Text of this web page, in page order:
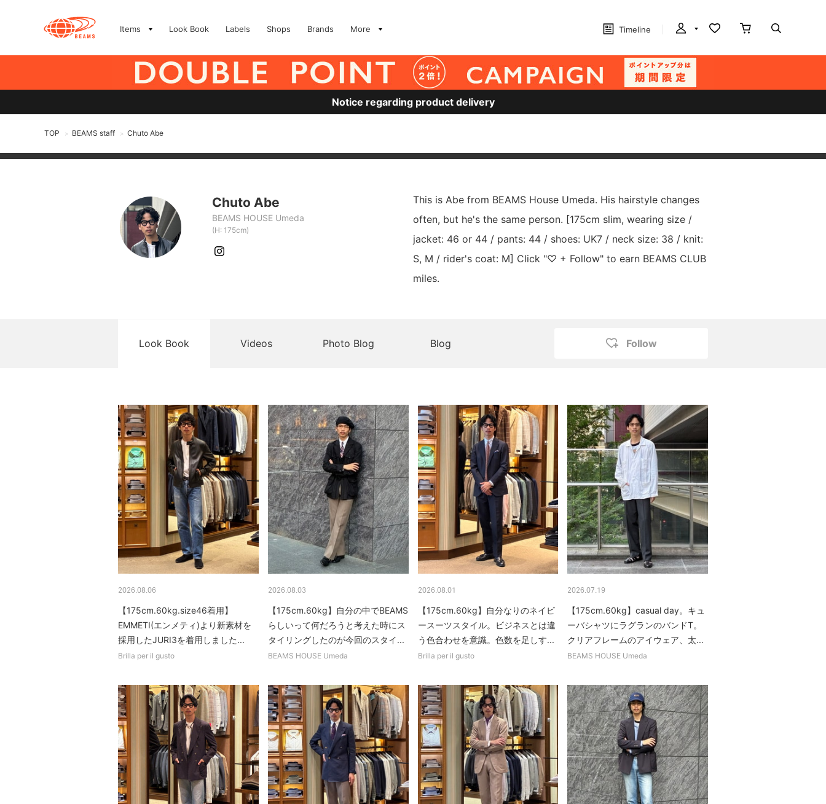
Items Look Book Labels Shops Brands More Timeline
Notice regarding product delivery
TOP > BEAMS staff > Chuto Abe
Chuto Abe
BEAMS HOUSE Umeda
(H: 175cm)
This is Abe from BEAMS House Umeda. His hairstyle changes
often, but he's the same person. [175cm slim, wearing size /
jacket: 46 or 44 / pants: 44 / shoes: UK7 / neck size: 38 / knit:
S, M / rider's coat: M] Click "♡ + Follow" to earn BEAMS CLUB
miles.
Look Book Videos Photo Blog Blog Follow
2026.08.06
【175cm.60kg.size46着用】
EMMETI(エンメティ)より新素材を
採用したJURI3を着用しました...
Brilla per il gusto
2026.08.03
【175cm.60kg】自分の中でBEAMS
らしいって何だろうと考えた時にス
タイリングしたのが今回のスタイ...
BEAMS HOUSE Umeda
2026.08.01
【175cm.60kg】自分なりのネイビ
ースーツスタイル。ビジネスとは違
う色合わせを意識。色数を足しす...
Brilla per il gusto
2026.07.19
【175cm.60kg】casual day。キュ
ーバシャツにラグランのバンドT。
クリアフレームのアイウェア、太...
BEAMS HOUSE Umeda